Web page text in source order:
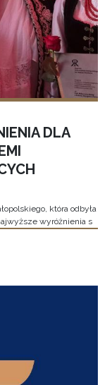
DLA
która odbyła
wyróżnienia s